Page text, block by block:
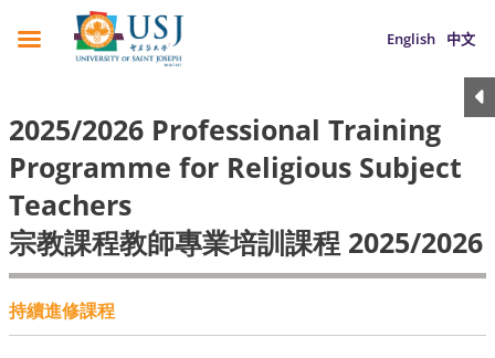
English 中文
2025/2026 Professional Training
Programme for Religious Subject
Teachers
宗教課程教師專業培訓課程 2025/2026
持續進修課程